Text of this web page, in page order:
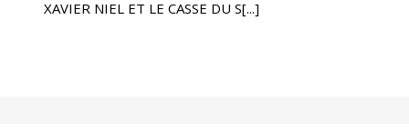
XAVIER NIEL ET LE CASSE DU S[...]